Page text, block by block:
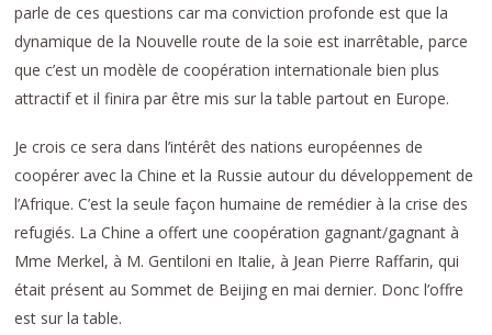
parle de ces questions car ma conviction profonde est que la
dynamique de la Nouvelle route de la soie est inarrêtable, parce
que c’est un modèle de coopération internationale bien plus
attractif et il finira par être mis sur la table partout en Europe.
Je crois ce sera dans l’intérêt des nations européennes de
coopérer avec la Chine et la Russie autour du développement de
l’Afrique. C’est la seule façon humaine de remédier à la crise des
refugiés. La Chine a offert une coopération gagnant/gagnant à
Mme Merkel, à M. Gentiloni en Italie, à Jean Pierre Raffarin, qui
était présent au Sommet de Beijing en mai dernier. Donc l’offre
est sur la table.